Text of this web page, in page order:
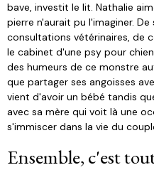
bave, investit le lit. Nathalie
pierre n'aurait pu l'imaginer.
consultations vétérinaires, de
le cabinet d'une psy pour
des humeurs de ce monstre
que partager ses angoisses
vient d'avoir un bébé tandis
avec sa mère qui voit là une
s'immiscer dans la vie du
Ensemble, c'est